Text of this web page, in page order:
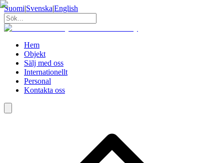
Suomi|Svenska|English
Hem
Objekt
Sälj med oss
Internationellt
Personal
Kontakta oss